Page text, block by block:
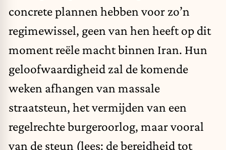
concrete plannen hebben voor zo’n
regimewissel, geen van hen heeft op dit
moment reële macht binnen Iran. Hun
geloofwaardigheid zal de komende
weken afhangen van massale
straatsteun, het vermijden van een
regelrechte burgeroorlog, maar vooral
van de steun (lees: de bereidheid tot